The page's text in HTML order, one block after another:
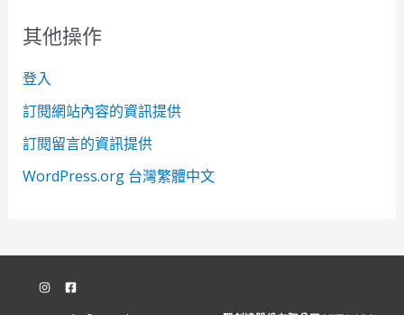
其他操作
登入
訂閱網站內容的資訊提供
訂閱留言的資訊提供
WordPress.org 台灣繁體中文